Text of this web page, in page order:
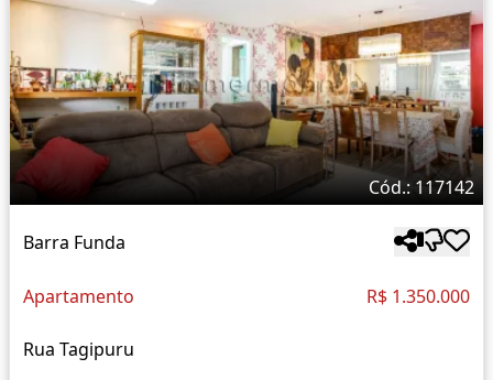
Cód.: 117142
Barra Funda
Apartamento R$ 1.350.000
Rua Tagipuru